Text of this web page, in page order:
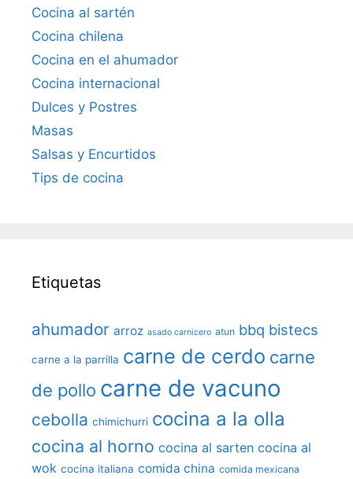
Cocina al sartén
Cocina chilena
Cocina en el ahumador
Cocina internacional
Dulces y Postres
Masas
Salsas y Encurtidos
Tips de cocina
Etiquetas
ahumador arroz asado carnicero atun bbq bistecs
carne a la parrilla carne de cerdo carne
de pollo carne de vacuno
cebolla chimichurri cocina a la olla
cocina al horno cocina al sarten cocina al
wok cocina italiana comida china comida mexicana